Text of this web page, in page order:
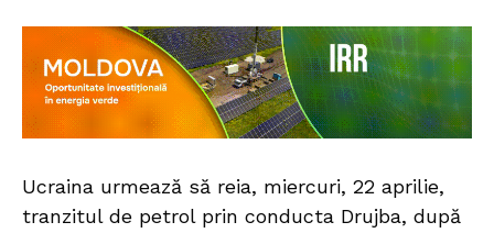
Ucraina urmează să reia, miercuri, 22 aprilie,
tranzitul de petrol prin conducta Drujba, după